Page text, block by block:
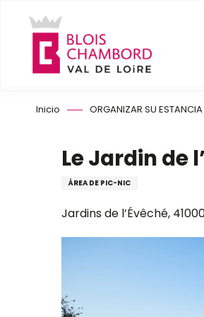
contenu
principal
Inicio ORGANIZAR SU ESTANCIA
Le Jardin de
ÁREA DE PIC-NIC
Jardins de l’Évêché,